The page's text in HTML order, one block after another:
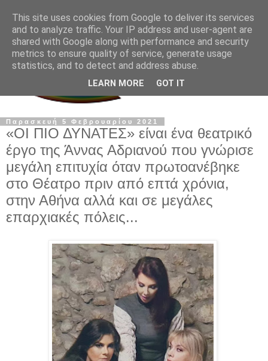
Παρασκευή 5 Φεβρουαρίου 2021
«ΟΙ ΠΙΟ ΔΥΝΑΤΕΣ» είναι ένα θεατρικό
έργο της Άννας Αδριανού που γνώρισε
μεγάλη επιτυχία όταν πρωτοανέβηκε
στο Θέατρο πριν από επτά χρόνια,
στην Αθήνα αλλά και σε μεγάλες
επαρχιακές πόλεις...
This site uses cookies from Google to deliver its services
and to analyze traffic. Your IP address and user-agent are
shared with Google along with performance and security
metrics to ensure quality of service, generate usage
statistics, and to detect and address abuse.
LEARN MORE GOT IT